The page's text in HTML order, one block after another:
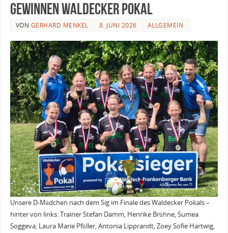
gewinnen Waldecker Pokal
VON GERHARD MENKEL 8. JUNI 2026 ALLGEMEIN
Unsere D-Mädchen nach dem Sig im Finale des Waldecker Pokals –
hinter von links: Trainer Stefan Damm, Henrike Brühne, Sumea
Soggeva, Laura Marie Pfüller, Antonia Lipprandt, Zoey Sofie Hartwig,